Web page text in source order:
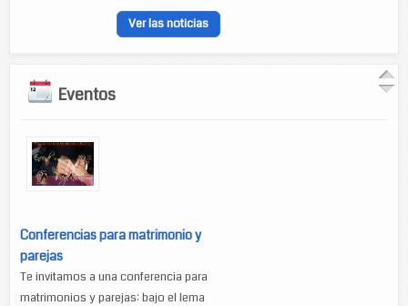
Ver las noticias
Eventos
Conferencias para matrimonio y
parejas
Te invitamos a una conferencia para
matrimonios y parejas: bajo el lema